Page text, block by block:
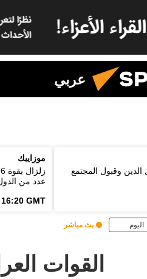
عربي
وقبول المجتمع
موزاييك
عدد من
16:20 GMT
اليوم بث مباشر